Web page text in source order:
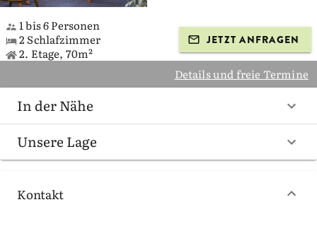
1 bis 6 Personen
2 Schlafzimmer
2. Etage, 70m²
JETZT ANFRAGEN
Details und freie Termine
In der Nähe
Unsere Lage
Kontakt